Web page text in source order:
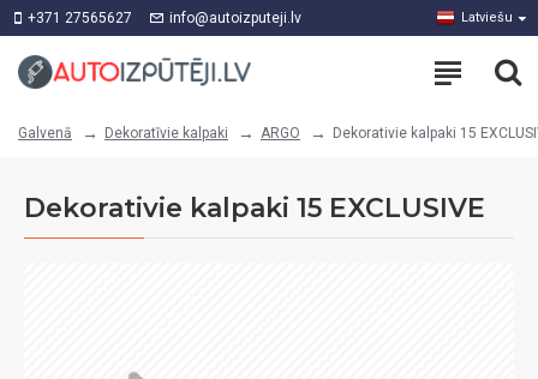
+371 27565627 info@autoizputeji.lv Latviešu
Galvenā Dekoratīvie kalpaki ARGO Dekorativie kalpaki 15
Dekorativie kalpaki 15 EXCLUSIVE